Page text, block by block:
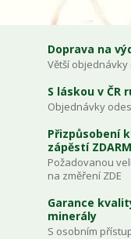
Doprava na
Větší objednávky
S láskou v ČR
Objednávky
Přizpůsobení
zápěstí
Požadovanou
na změření ZDE
Garance
minerály
S osobním